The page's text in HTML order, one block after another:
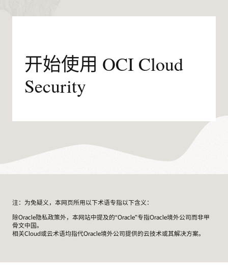
开始使用 OCI Cloud
Security
注：为免疑义，本网页所用以下术语专指以下含义：
除Oracle隐私政策外，本网站中提及的“Oracle”专指Oracle境外公司而非甲
骨文中国。
相关Cloud或云术语均指代Oracle境外公司提供的云技术或其解决方案。